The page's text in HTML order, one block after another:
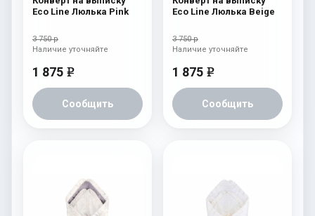
Eco Line Люлька Pink
3 750 р
1 875 e
Сообщить
Наличие уточняйте
Eco Line Люлька Beige
3 750 р
1 875 e
Сообщить
Наличие уточняйте